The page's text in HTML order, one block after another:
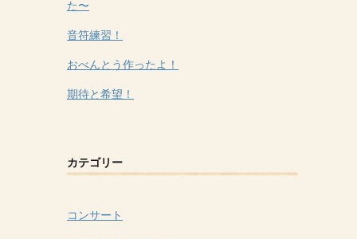
た〜
音符練習！
おべんとう作ったよ！
期待と希望！
カテゴリー
コンサート